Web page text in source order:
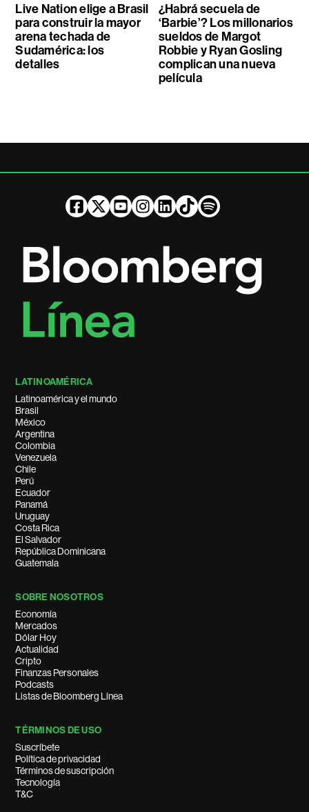
Live Nation elige a Brasil
para construir la mayor
arena techada de
Sudamérica: los
detalles
¿Habrá secuela de
‘Barbie’? Los millonarios
sueldos de Margot
Robbie y Ryan Gosling
complican una nueva
película
LATINOAMÉRICA
Latinoamérica y el mundo
Brasil
México
Argentina
Colombia
Venezuela
Chile
Perú
Ecuador
Panamá
Uruguay
Costa Rica
El Salvador
República Dominicana
Guatemala
SOBRE NOSOTROS
Economía
Mercados
Dólar Hoy
Actualidad
Cripto
Finanzas Personales
Podcasts
Listas de Bloomberg Línea
TÉRMINOS DE USO
Suscríbete
Política de privacidad
Términos de suscripción
Tecnología
T&C